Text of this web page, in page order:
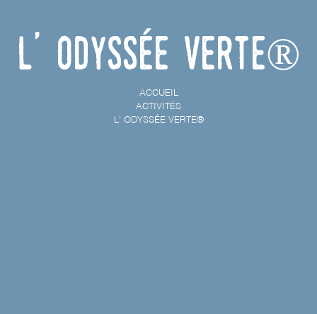
L' Odyssée Verte®
ACCUEIL
ACTIVITÉS
L' ODYSSÉE VERTE®